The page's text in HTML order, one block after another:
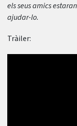
els seus amics
ajudar-lo.
Tràiler: